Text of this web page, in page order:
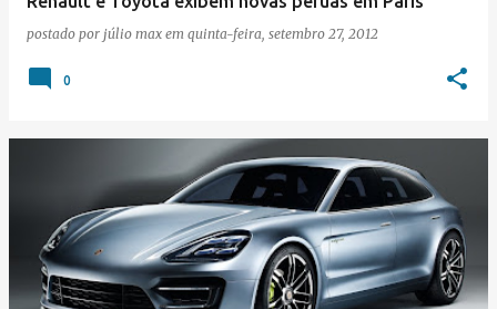
postado por júlio max em quinta-feira, setembro 27, 2012
0